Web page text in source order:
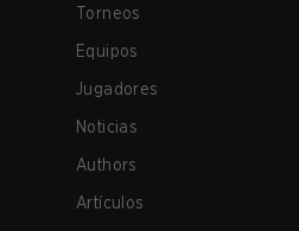
Torneos
Equipos
Jugadores
Noticias
Authors
Artículos